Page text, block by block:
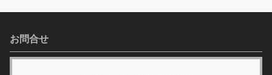
お問合せ